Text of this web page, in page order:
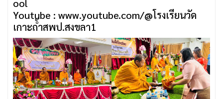
ool
Youtube : www.youtube.com/@โรงเรียนวัด
เกาะถ้ําสพป.สงขลา1